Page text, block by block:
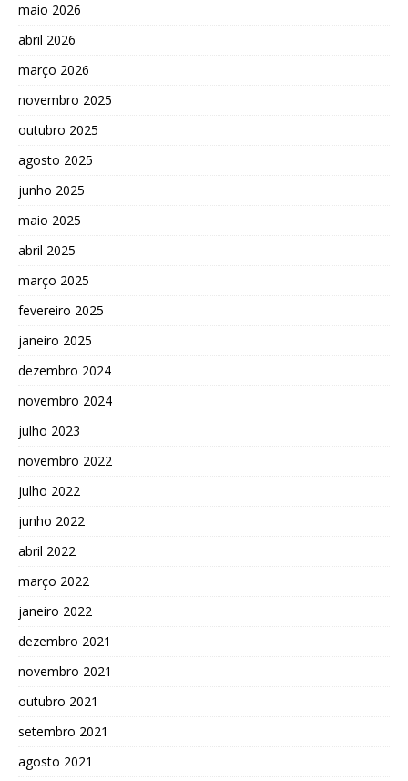
maio 2026
abril 2026
março 2026
novembro 2025
outubro 2025
agosto 2025
junho 2025
maio 2025
abril 2025
março 2025
fevereiro 2025
janeiro 2025
dezembro 2024
novembro 2024
julho 2023
novembro 2022
julho 2022
junho 2022
abril 2022
março 2022
janeiro 2022
dezembro 2021
novembro 2021
outubro 2021
setembro 2021
agosto 2021